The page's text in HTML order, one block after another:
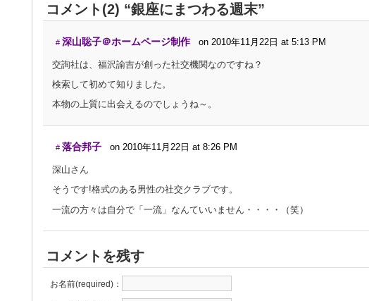
コメント(2) “銀座にまつわる週末”
# 深山聡子＠ホームページ制作 on 2010年11月22日 at 5:13 PM
交詢社は、福沢諭吉が創った社交機関なのですね？
検索して初めて知りました。
本物の上質に出会えるのでしょうね～。
# 落合邦子 on 2010年11月22日 at 8:26 PM
深山さん
そうです!格式のある男性の社交クラブです。
一流の方々は自分で「一流」なんていいません・・・・（笑）
コメントを残す
お名前(required)：